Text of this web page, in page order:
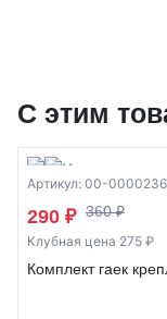
С этим
Артикул: 00-
290 ₽ 360 ₽
Клубная цена 275 ₽
Комплект гаек